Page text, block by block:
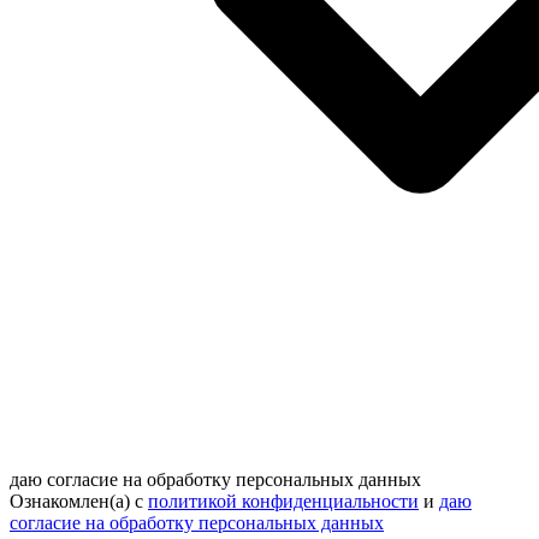
даю согласие на обработку персональных данных
Ознакомлен(а) с политикой конфиденциальности и даю
согласие на обработку персональных данных